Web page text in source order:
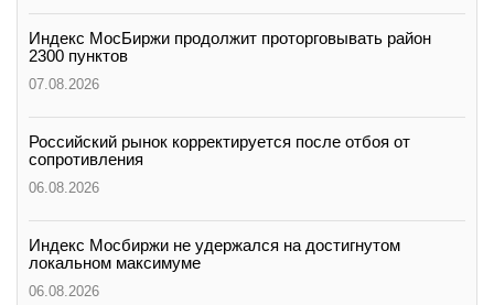
Индекс МосБиржи продолжит проторговывать район
2300 пунктов
07.08.2026
Российский рынок корректируется после отбоя от
сопротивления
06.08.2026
Индекс Мосбиржи не удержался на достигнутом
локальном максимуме
06.08.2026